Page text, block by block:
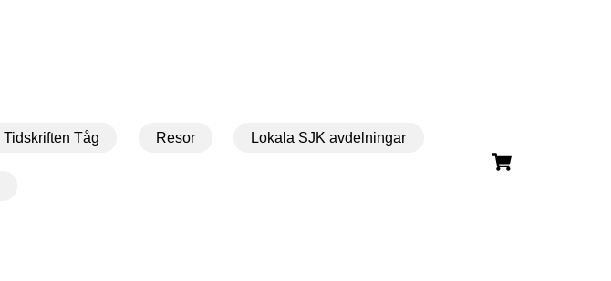
Tidskriften Tåg Resor Lokala SJK avdelningar